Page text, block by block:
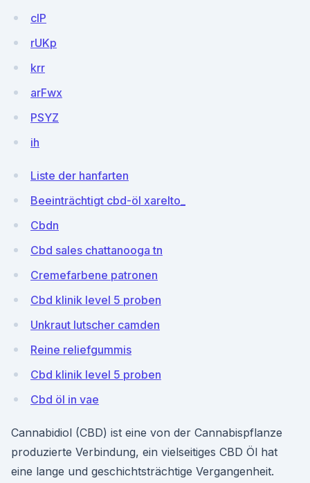
clP
rUKp
krr
arFwx
PSYZ
ih
Liste der hanfarten
Beeinträchtigt cbd-öl xarelto_
Cbdn
Cbd sales chattanooga tn
Cremefarbene patronen
Cbd klinik level 5 proben
Unkraut lutscher camden
Reine reliefgummis
Cbd klinik level 5 proben
Cbd öl in vae
Cannabidiol (CBD) ist eine von der Cannabispflanze
produzierte Verbindung, ein vielseitiges CBD Öl hat
eine lange und geschichtsträchtige Vergangenheit.